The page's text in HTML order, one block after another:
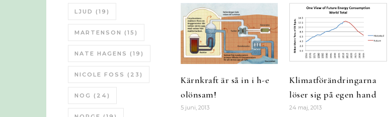
LJUD (19)
MARTENSON (15)
NATE HAGENS (19)
NICOLE FOSS (23)
NOG (24)
Kärnkraft är så in i h-e
olönsam!
5 juni, 2013
Klimatförändringarna
löser sig på egen hand
24 maj, 2013